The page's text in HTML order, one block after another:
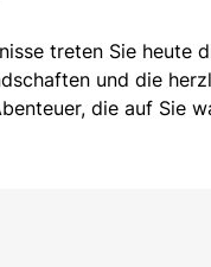
treten Sie heute
und die
die auf Sie